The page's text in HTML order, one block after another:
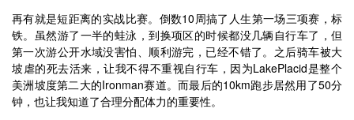
再有就是短距离的实战比赛。倒数10周搞了人生第一场三项赛，标
铁。虽然游了一半的蛙泳，到换项区的时候都没几辆自行车了，但
第一次游公开水域没害怕、顺利游完，已经不错了。之后骑车被大
坡虐的死去活来，让我不得不重视自行车，因为LakePlacid是整个
美洲坡度第二大的Ironman赛道。而最后的10km跑步居然用了50分
钟，也让我知道了合理分配体力的重要性。